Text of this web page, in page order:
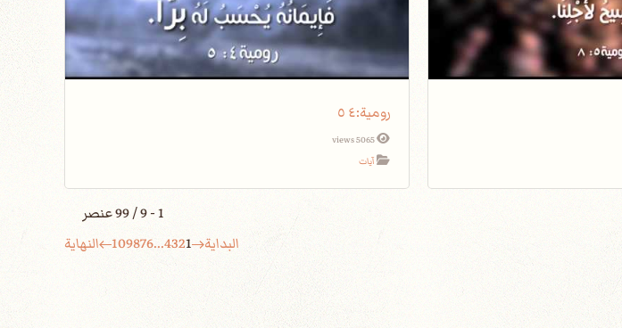
5065 views
آيات
1 - 9 / 99 عنصر
البداية
1
2
3
4
...
6
7
8
9
10 النهاية